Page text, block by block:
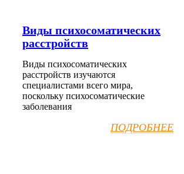
Виды психосоматических
расстройств
Виды психосоматических
расстройств изучаются
специалистами всего мира,
поскольку психосоматические
заболевания
ПОДРОБНЕЕ